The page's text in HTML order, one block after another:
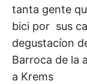
tanta gente
bici por sus
degustacíon
Barroca de la
a Krems